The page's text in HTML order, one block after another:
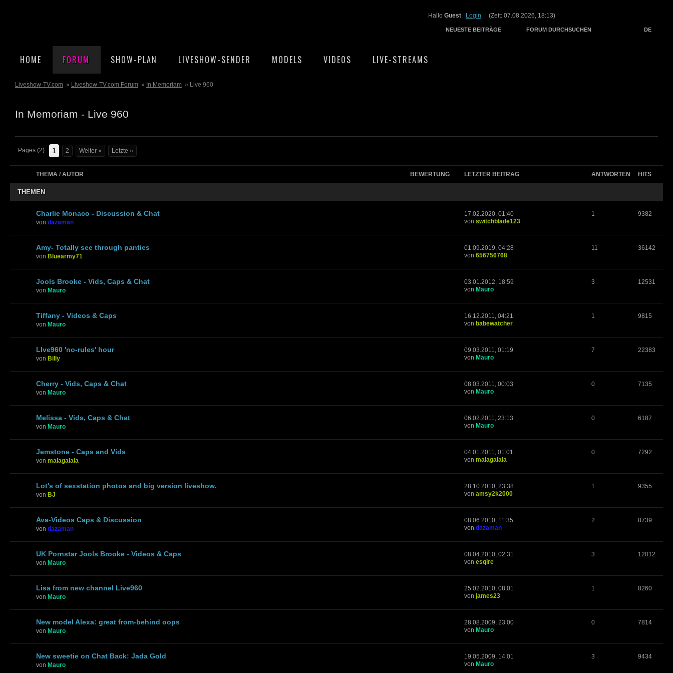
Hallo Guest. Login | (Zeit: 07.08.2026, 18:13)
NEUESTE BEITRÄGE FORUM DURCHSUCHEN DE
HOME FORUM SHOW-PLAN LIVESHOW-SENDER MODELS VIDEOS LIVE-STREAMS
Liveshow-TV.com » Liveshow-TV.com Forum » In Memoriam » Live 960
In Memoriam - Live 960
Pages (2): 1 2 Weiter » Letzte »
THEMA / AUTOR BEWERTUNG LETZTER BEITRAG ANTWORTEN HITS
THEMEN
Charlie Monaco - Discussion & Chat
von dazaman
17.02.2020, 01:40
von switchblade123
1 9382
Amy- Totally see through panties
von Bluearmy71
01.09.2019, 04:28
von 656756768
11 36142
Jools Brooke - Vids, Caps & Chat
von Mauro
03.01.2012, 18:59
von Mauro
3 12531
Tiffany - Videos & Caps
von Mauro
16.12.2011, 04:21
von babewatcher
1 9815
LIve960 'no-rules' hour
von Billy
09.03.2011, 01:19
von Mauro
7 22383
Cherry - Vids, Caps & Chat
von Mauro
08.03.2011, 00:03
von Mauro
0 7135
Melissa - Vids, Caps & Chat
von Mauro
06.02.2011, 23:13
von Mauro
0 6187
Jemstone - Caps and Vids
von malagalala
04.01.2011, 01:01
von malagalala
0 7292
Lot's of sexstation photos and big version liveshow.
von BJ
28.10.2010, 23:38
von amsy2k2000
1 9355
Ava-Videos Caps & Discussion
von dazaman
08.06.2010, 11:35
von dazaman
2 8739
UK Pornstar Jools Brooke - Videos & Caps
von Mauro
08.04.2010, 02:31
von esqire
3 12012
Lisa from new channel Live960
von Mauro
25.02.2010, 08:01
von james23
1 8260
New model Alexa: great from-behind oops
von Mauro
28.08.2009, 23:00
von Mauro
0 7814
New sweetie on Chat Back: Jada Gold
von Mauro
19.05.2009, 14:01
von Mauro
3 9434